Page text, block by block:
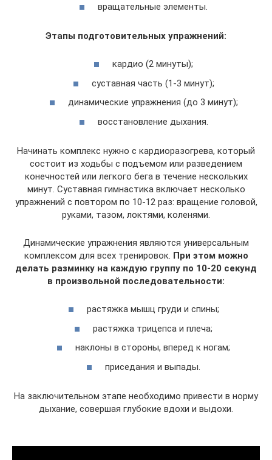
вращательные элементы.
Этапы подготовительных упражнений:
кардио (2 минуты);
суставная часть (1-3 минут);
динамические упражнения (до 3 минут);
восстановление дыхания.
Начинать комплекс нужно с кардиоразогрева, который
состоит из ходьбы с подъемом или разведением
конечностей или легкого бега в течение нескольких
минут. Суставная гимнастика включает несколько
упражнений с повтором по 10-12 раз: вращение головой,
руками, тазом, локтями, коленями.
Динамические упражнения являются универсальным
комплексом для всех тренировок. При этом можно
делать разминку на каждую группу по 10-20 секунд
в произвольной последовательности:
растяжка мышц груди и спины;
растяжка трицепса и плеча;
наклоны в стороны, вперед к ногам;
приседания и выпады.
На заключительном этапе необходимо привести в норму
дыхание, совершая глубокие вдохи и выдохи.